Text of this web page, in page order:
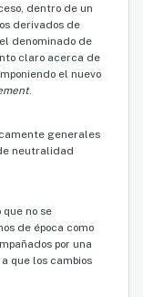
dentro de un
derivados de
denominado de
claro acerca de
el nuevo
.
generales
neutralidad
no se
de época como
por una
que los cambios